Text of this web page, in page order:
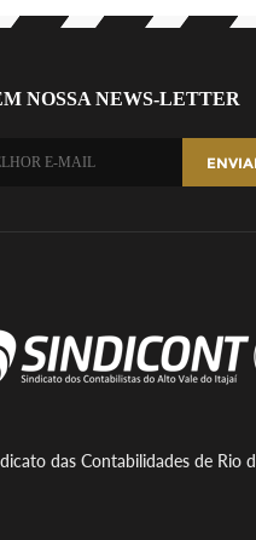
NOSSA NEWS-LETTER
das Contabilidades de Rio